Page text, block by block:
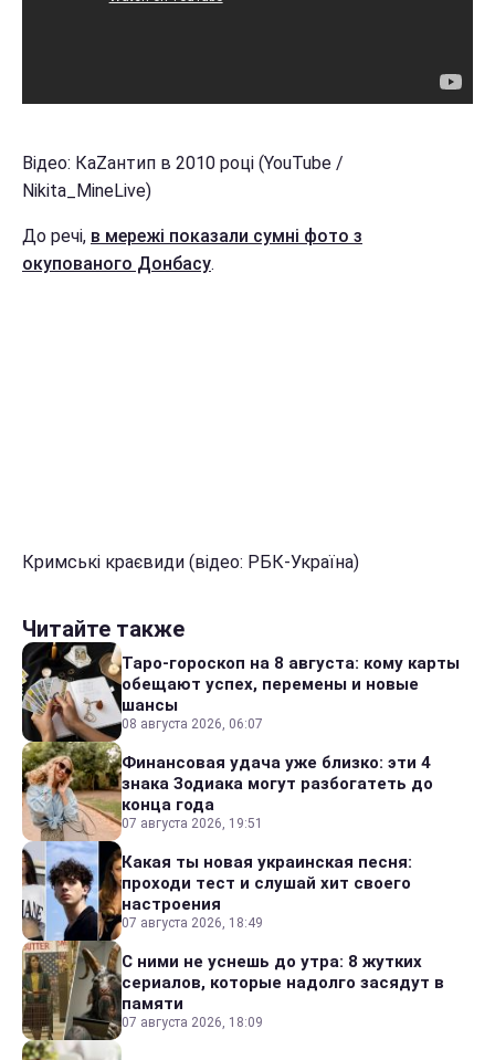
Відео: КаZантип в 2010 році (YouTube /
Nikita_MineLive)
До речі, в мережі показали сумні фото з
окупованого Донбасу.
Кримські краєвиди (відео: РБК-Україна)
Читайте также
Таро-гороскоп на 8 августа: кому карты
обещают успех, перемены и новые
шансы
08 августа 2026, 06:07
Финансовая удача уже близко: эти 4
знака Зодиака могут разбогатеть до
конца года
07 августа 2026, 19:51
Какая ты новая украинская песня:
проходи тест и слушай хит своего
настроения
07 августа 2026, 18:49
С ними не уснешь до утра: 8 жутких
сериалов, которые надолго засядут в
памяти
07 августа 2026, 18:09